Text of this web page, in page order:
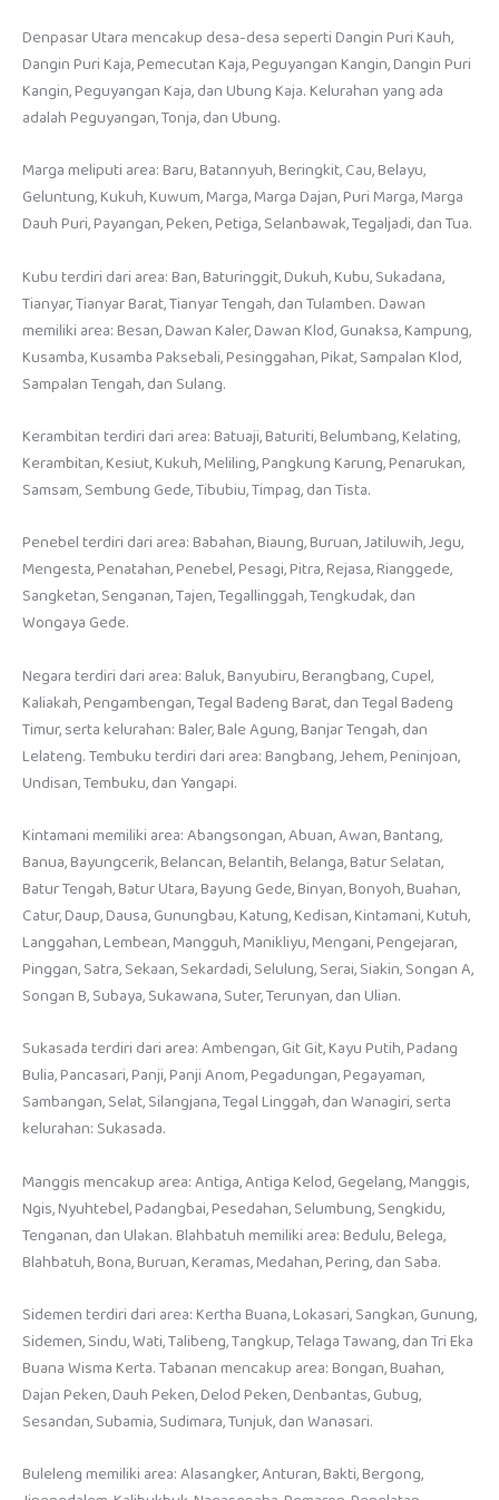
Denpasar Utara mencakup desa-desa seperti Dangin Puri Kauh,
Dangin Puri Kaja, Pemecutan Kaja, Peguyangan Kangin, Dangin Puri
Kangin, Peguyangan Kaja, dan Ubung Kaja. Kelurahan yang ada
adalah Peguyangan, Tonja, dan Ubung.
Marga meliputi area: Baru, Batannyuh, Beringkit, Cau, Belayu,
Geluntung, Kukuh, Kuwum, Marga, Marga Dajan, Puri Marga, Marga
Dauh Puri, Payangan, Peken, Petiga, Selanbawak, Tegaljadi, dan Tua.
Kubu terdiri dari area: Ban, Baturinggit, Dukuh, Kubu, Sukadana,
Tianyar, Tianyar Barat, Tianyar Tengah, dan Tulamben. Dawan
memiliki area: Besan, Dawan Kaler, Dawan Klod, Gunaksa, Kampung,
Kusamba, Kusamba Paksebali, Pesinggahan, Pikat, Sampalan Klod,
Sampalan Tengah, dan Sulang.
Kerambitan terdiri dari area: Batuaji, Baturiti, Belumbang, Kelating,
Kerambitan, Kesiut, Kukuh, Meliling, Pangkung Karung, Penarukan,
Samsam, Sembung Gede, Tibubiu, Timpag, dan Tista.
Penebel terdiri dari area: Babahan, Biaung, Buruan, Jatiluwih, Jegu,
Mengesta, Penatahan, Penebel, Pesagi, Pitra, Rejasa, Rianggede,
Sangketan, Senganan, Tajen, Tegallinggah, Tengkudak, dan
Wongaya Gede.
Negara terdiri dari area: Baluk, Banyubiru, Berangbang, Cupel,
Kaliakah, Pengambengan, Tegal Badeng Barat, dan Tegal Badeng
Timur, serta kelurahan: Baler, Bale Agung, Banjar Tengah, dan
Lelateng. Tembuku terdiri dari area: Bangbang, Jehem, Peninjoan,
Undisan, Tembuku, dan Yangapi.
Kintamani memiliki area: Abangsongan, Abuan, Awan, Bantang,
Banua, Bayungcerik, Belancan, Belantih, Belanga, Batur Selatan,
Batur Tengah, Batur Utara, Bayung Gede, Binyan, Bonyoh, Buahan,
Catur, Daup, Dausa, Gunungbau, Katung, Kedisan, Kintamani, Kutuh,
Langgahan, Lembean, Mangguh, Manikliyu, Mengani, Pengejaran,
Pinggan, Satra, Sekaan, Sekardadi, Selulung, Serai, Siakin, Songan A,
Songan B, Subaya, Sukawana, Suter, Terunyan, dan Ulian.
Sukasada terdiri dari area: Ambengan, Git Git, Kayu Putih, Padang
Bulia, Pancasari, Panji, Panji Anom, Pegadungan, Pegayaman,
Sambangan, Selat, Silangjana, Tegal Linggah, dan Wanagiri, serta
kelurahan: Sukasada.
Manggis mencakup area: Antiga, Antiga Kelod, Gegelang, Manggis,
Ngis, Nyuhtebel, Padangbai, Pesedahan, Selumbung, Sengkidu,
Tenganan, dan Ulakan. Blahbatuh memiliki area: Bedulu, Belega,
Blahbatuh, Bona, Buruan, Keramas, Medahan, Pering, dan Saba.
Sidemen terdiri dari area: Kertha Buana, Lokasari, Sangkan, Gunung,
Sidemen, Sindu, Wati, Talibeng, Tangkup, Telaga Tawang, dan Tri Eka
Buana Wisma Kerta. Tabanan mencakup area: Bongan, Buahan,
Dajan Peken, Dauh Peken, Delod Peken, Denbantas, Gubug,
Sesandan, Subamia, Sudimara, Tunjuk, dan Wanasari.
Buleleng memiliki area: Alasangker, Anturan, Bakti, Bergong,